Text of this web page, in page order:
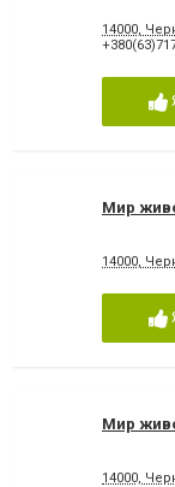
14000,
Мир
14000,
Мир
14000,